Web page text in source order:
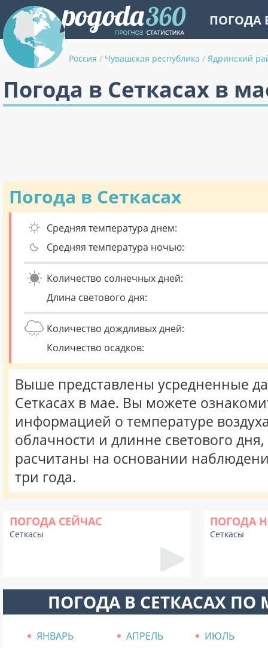
ПОГОДА
Россия / Чувашская республика / Ядринский
Погода в Сеткасах в
Погода в Сеткасах
Средняя температура днем:
Средняя температура ночью:
Количество солнечных дней:
Длина светового дня:
Количество дождливых дней:
Количество осадков:
Выше представлены усредненные
Сеткасах в мае. Вы можете
информацией о температуре
облачности и длинне светового
расчитаны на основании
три года.
ПОГОДА СЕЙЧАС
Сеткасы
ПОГОДА
Сеткасы
ПОГОДА В СЕТКАСАХ ПО
ЯНВАРЬ АПРЕЛЬ
ИЮЛЬ